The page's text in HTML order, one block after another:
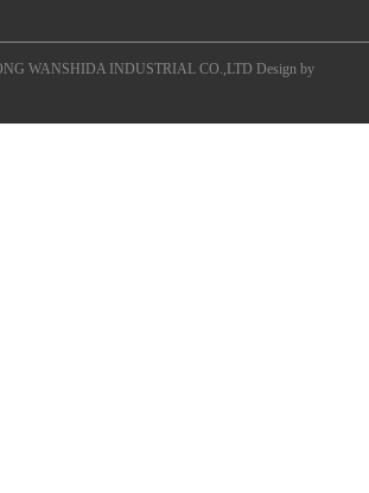
WANSHIDA INDUSTRIAL CO.,LTD Design by